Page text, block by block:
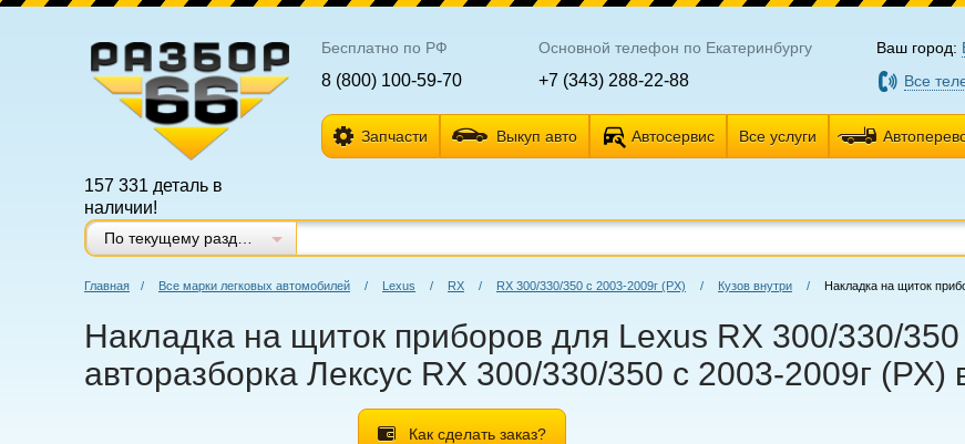
157 331 деталь в
наличии!
Бесплатно по РФ
8 (800) 100-59-70
Основной телефон по Екатеринбургу
+7 (343) 288-22-88
Ваш город:
Все
Запчасти Выкуп авто Автосервис Все услуги
Главная / Все марки легковых автомобилей / Lexus / RX / RX 300/330/350 с 2003-2009г (РХ) / Кузов внутри / Накладка на щиток
Накладка на щиток приборов для Lexus RX 300/330/
авторазборка Лексус RX 300/330/350 с 2003-2009г (РХ)
Как сделать заказ?